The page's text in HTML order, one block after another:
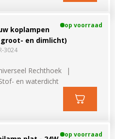
koplampen
en dimlicht)
3024
op voorraad
Rechthoek
en waterdicht
op voorraad